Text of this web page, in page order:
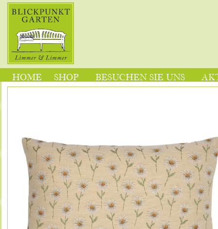
HOME SHOP BESUCHEN SIE UNS